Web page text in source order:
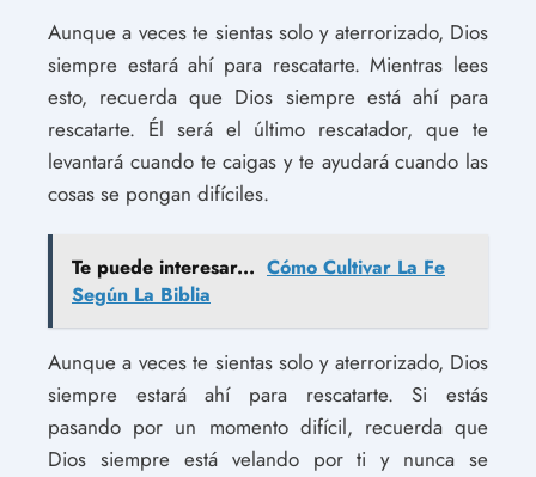
Aunque a veces te sientas solo y aterrorizado, Dios
siempre estará ahí para rescatarte. Mientras lees
esto, recuerda que Dios siempre está ahí para
rescatarte. Él será el último rescatador, que te
levantará cuando te caigas y te ayudará cuando las
cosas se pongan difíciles.
Te puede interesar... Cómo Cultivar La Fe
Según La Biblia
Aunque a veces te sientas solo y aterrorizado, Dios
siempre estará ahí para rescatarte. Si estás
pasando por un momento difícil, recuerda que
Dios siempre está velando por ti y nunca se